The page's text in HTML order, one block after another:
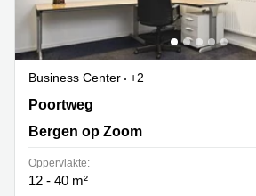
Business Center
+2
Poortweg 1, Bergen op Zoom
Poortweg
Bergen op Zoom
Oppervlakte:
12 - 40 m²